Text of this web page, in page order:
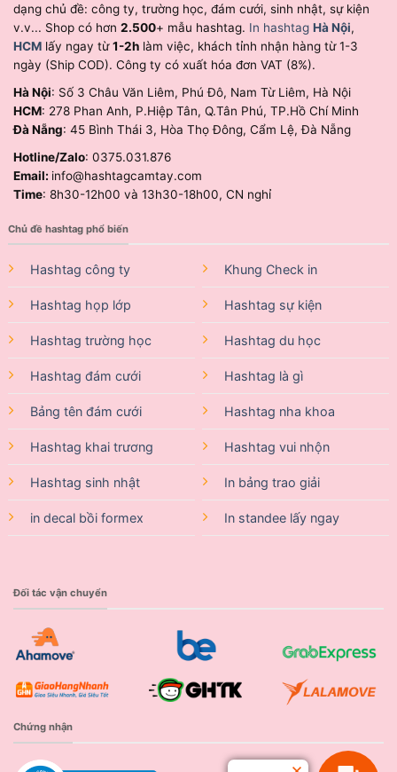
dạng chủ đề: công ty, trường học, đám cưới, sinh nhật, sự kiện
v.v... Shop có hơn 2.500+ mẫu hashtag. In hashtag Hà Nội,
HCM lấy ngay từ1-2h làm việc, khách tỉnh nhận hàng từ 1-3
ngày (Ship COD). Công ty có xuất hóa đơn VAT (8%).
Hà Nội: Số 3 Châu Văn Liêm, Phú Đô, Nam Từ Liêm, Hà Nội
HCM: 278 Phan Anh, P.Hiệp Tân, Q.Tân Phú, TP.Hồ Chí Minh
Đà Nẵng: 45 Bình Thái 3, Hòa Thọ Đông, Cẩm Lệ, Đà Nẵng
Hotline/Zalo: 0375.031.876
Email: info@hashtagcamtay.com
Time: 8h30-12h00 và 13h30-18h00, CN nghỉ
Chủ đề hashtag phổ biến
Hashtag công ty
Hashtag họp lớp
Hashtag trường học
Hashtag đám cưới
Bảng tên đám cưới
Hashtag khai trương
Hashtag sinh nhật
in decal bồi formex
Khung Check in
Hashtag sự kiện
Hashtag du học
Hashtag là gì
Hashtag nha khoa
Hashtag vui nhộn
In bảng trao giải
In standee lấy ngay
Đối tác vận chuyển
Chứng nhận